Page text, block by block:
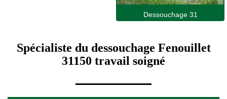
Dessouchage 31
Spécialiste du dessouchage Fenouillet
31150 travail soigné